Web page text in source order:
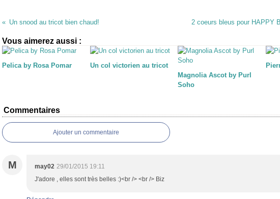
Un snood au tricot bien chaud! 2 coeurs bleus pour HAPPY
Vous aimerez aussi :
Pelica by Rosa Pomar
Un col victorien au tricot
Magnolia Ascot by Purl
Soho
Commentaires
Ajouter un commentaire
M may02 29/01/2015 19:11
J'adore , elles sont très belles :)<br /> <br /> Biz